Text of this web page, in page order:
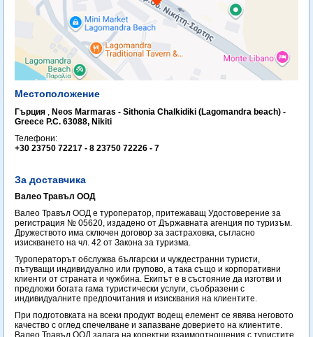
Местоположение
Гърция , Neos Marmaras - Sithonia Chalkidiki (Lagomandra beach) -
Greece P.C. 63088, Nikiti
Телефони:
+30 23750 72217 - 8 23750 72226 - 7
За доставчика
Валео Травъл ООД
Валео Травъл ООД е туроператор, притежаващ Удостоверение за
регистрация № 05620, издадено от Държавната агенция по туризъм.
Дружеството има сключен договор за застраховка, съгласно
изискването на чл. 42 от Закона за туризма.
Туроператорът обслужва български и чуждестранни туристи,
пътуващи индивидуално или групово, а така също и корпоративни
клиенти от страната и чужбина. Екипът е в състояние да изготви и
предложи богата гама туристически услуги, съобразени с
индивидуалните предпочитания и изисквания на клиентите.
При подготовката на всеки продукт водещ елемент се явява неговото
качество с оглед спечелване и запазване доверието на клиентите.
Валео Травъл ООД залага на коректни взаимоотношения с туристите